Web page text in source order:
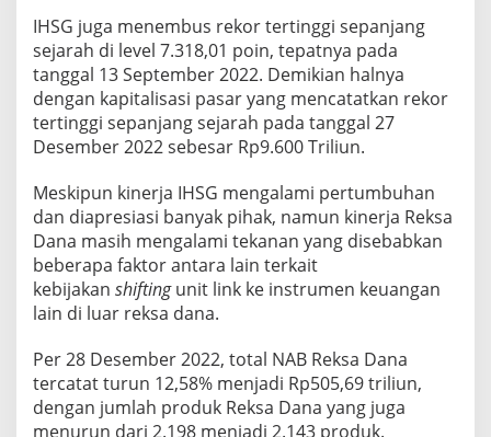
IHSG juga menembus rekor tertinggi sepanjang
sejarah di level 7.318,01 poin, tepatnya pada
tanggal 13 September 2022. Demikian halnya
dengan kapitalisasi pasar yang mencatatkan rekor
tertinggi sepanjang sejarah pada tanggal 27
Desember 2022 sebesar Rp9.600 Triliun.
Meskipun kinerja IHSG mengalami pertumbuhan
dan diapresiasi banyak pihak, namun kinerja Reksa
Dana masih mengalami tekanan yang disebabkan
beberapa faktor antara lain terkait
kebijakan shiftingunit link ke instrumen keuangan
lain di luar reksa dana.
Per 28 Desember 2022, total NAB Reksa Dana
tercatat turun 12,58% menjadi Rp505,69 triliun,
dengan jumlah produk Reksa Dana yang juga
menurun dari 2.198 menjadi 2.143 produk.